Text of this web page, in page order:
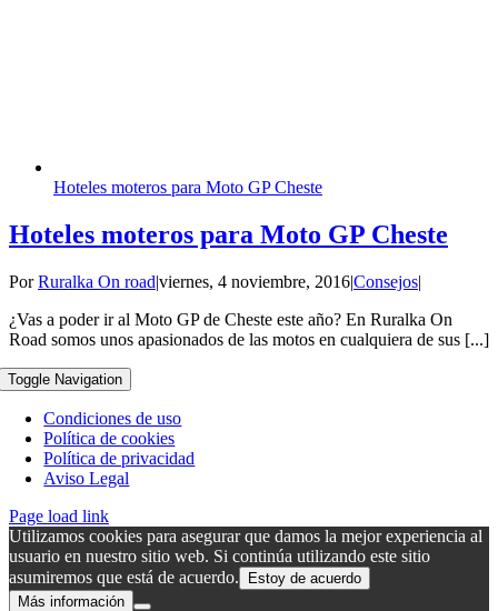
Hoteles moteros para Moto GP Cheste
Hoteles moteros para Moto GP Cheste
PorRuralka On road|viernes, 4 noviembre, 2016|Consejos|
¿Vas a poder ir al Moto GP de Cheste este año? En Ruralka On
Road somos unos apasionados de las motos en cualquiera de sus [...]
Toggle Navigation
Condiciones de uso
Política de cookies
Política de privacidad
Aviso Legal
Page load link
Utilizamos cookies para asegurar que damos la mejor experiencia al
usuario en nuestro sitio web. Si continúa utilizando este sitio
asumiremos que está de acuerdo.
Estoy de acuerdo
Más información